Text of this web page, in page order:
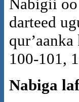
Nabigii oo
darteed
100-101,
Nabiga